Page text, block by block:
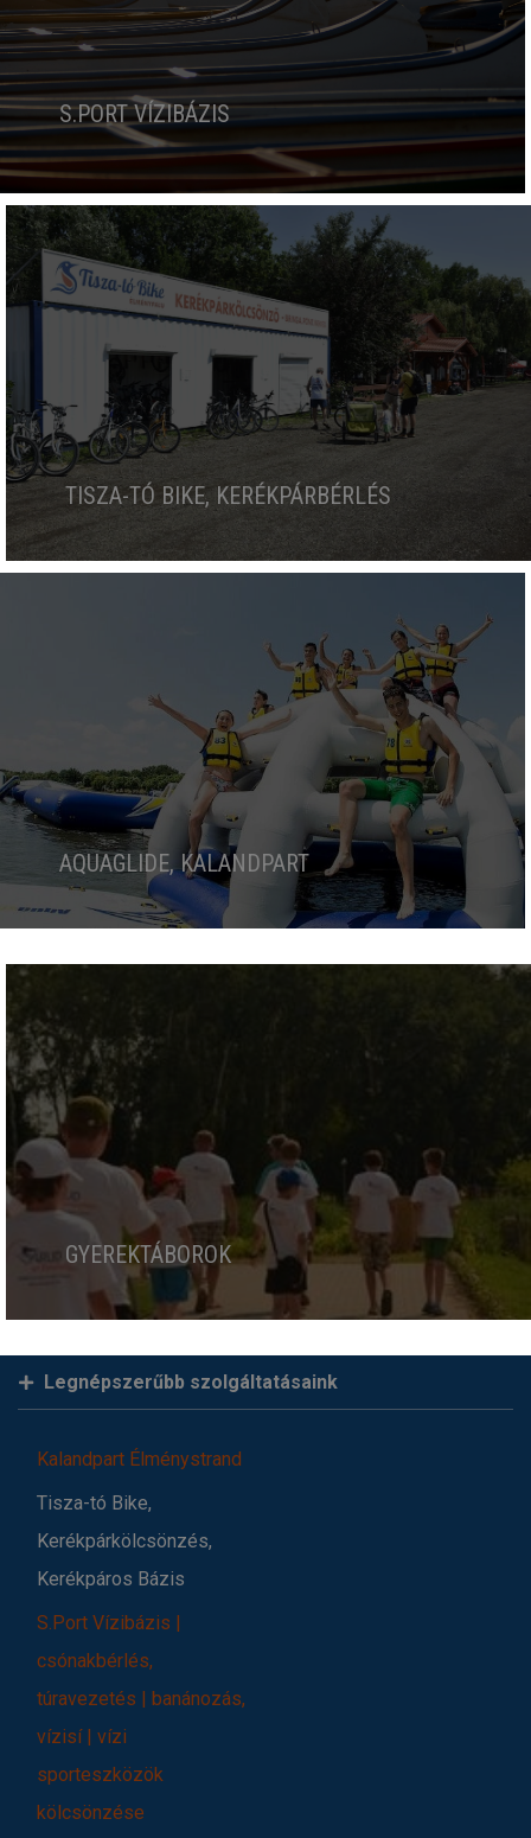
S.PORT VÍZIBÁZIS
TISZA-TÓ BIKE, KERÉKPÁRBÉRLÉS
AQUAGLIDE, KALANDPART
GYEREKTÁBOROK
Legnépszerűbb szolgáltatásaink
Kalandpart Élménystrand
Tisza-tó Bike,
Kerékpárkölcsönzés,
Kerékpáros Bázis
S.Port Vízibázis |
csónakbérlés,
túravezetés | banánozás,
vízisí | vízi
sporteszközök
kölcsönzése